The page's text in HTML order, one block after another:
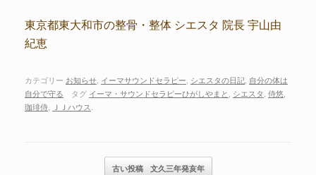
東京都東大和市の整骨・整体 シエスタ 院長 宇山由
紀恵
カテゴリー お知らせ, イーマサウンドセラピー, シエスタの日記, 自分の体は
自分で守る タグ イーマ・サウンドセラピーひがしやまと, シエスタ, 侍悠,
珈琲侍, ＪＪハウス.
記事のナビゲーション古い投稿 文久三年発亥年